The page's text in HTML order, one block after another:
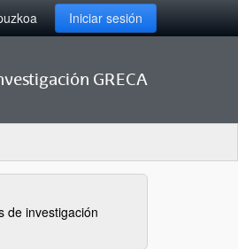
Iniciar sesión
GRECA
de investigación